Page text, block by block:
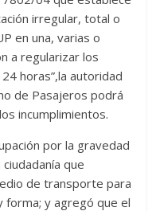
irregular, total o
en una, varias o
a regularizar los
horas”,la autoridad
de Pasajeros podrá
incumplimientos.
por la gravedad
que
de transporte para
forma; y agregó que el